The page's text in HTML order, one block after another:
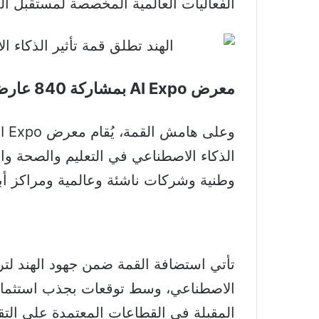
الفعاليات العالمية المخصصة لمستقبل
معرض AI Expo بمشاركة 840 عارضاً
الذكاء الاصطناعي في التعليم والصحة
وطنية وشركات ناشئة وعالمية ومراكز
تأتي استضافة القمة ضمن جهود الهند
المقبلة في القطاعات المعتمدة على